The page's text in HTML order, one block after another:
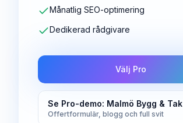
Månatlig SEO-optimering
Dedikerad rådgivare
Välj Pro
Se Pro-demo: Malmö Bygg & Tak
Offertformulär, blogg och full svit